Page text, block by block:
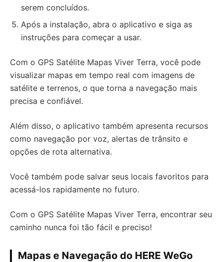
serem concluídos.
Após a instalação, abra o aplicativo e siga as
instruções para começar a usar.
Com o GPS Satélite Mapas Viver Terra, você pode
visualizar mapas em tempo real com imagens de
satélite e terrenos, o que torna a navegação mais
precisa e confiável.
Além disso, o aplicativo também apresenta recursos
como navegação por voz, alertas de trânsito e
opções de rota alternativa.
Você também pode salvar seus locais favoritos para
acessá-los rapidamente no futuro.
Com o GPS Satélite Mapas Viver Terra, encontrar seu
caminho nunca foi tão fácil e preciso!
Mapas e Navegação do HERE WeGo